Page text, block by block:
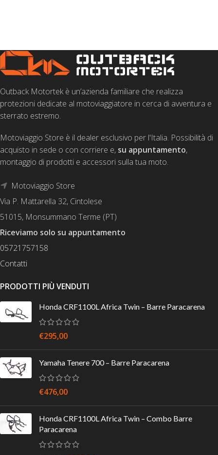
Outback Motortek è un’azienda familiare che realizza
protezioni dedicate al motoviaggiatore in cerca di avventura e
sterrato estremo.
Motoviaggio Store è il dealer esclusivo per l'Italia. Possibilità di
acquisto in sede o con corriere e, su appuntamento,
montaggio di prodotti e accessori sulla tua moto.
Motoviaggio Store
Via P. Mattarella 32, Cintolese
51015, Monsummano Terme (PT)
Riceviamo solo su appuntamento
05721757158
Contatti
PRODOTTI PIÙ VENDUTI
Honda CRF1100L Africa Twin – Barre Paracarena
€295,00
Yamaha Tenere 700 – Barre Paracarena
€476,00
Honda CRF1100L Africa Twin – Combo Barre
Paracarena